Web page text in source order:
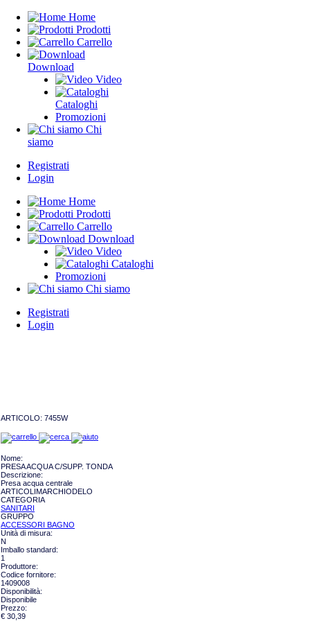
Home
Prodotti
Carrello
Download
Video
Cataloghi
Promozioni
Chi
siamo
Registrati
Login
Home
Prodotti
Carrello
Download
Video
Cataloghi
Promozioni
Chi siamo
Registrati
Login
ARTICOLO: 7455W
Nome:
PRESA ACQUA C/SUPP. TONDA
Descrizione:
Presa acqua centrale
ARTICOLIMARCHIODELO
CATEGORIA
SANITARI
GRUPPO
ACCESSORI BAGNO
Unità di misura:
N
Imballo standard:
1
Produttore:
Codice fornitore:
1409008
Disponibilità:
Disponibile
Prezzo:
€ 30,39